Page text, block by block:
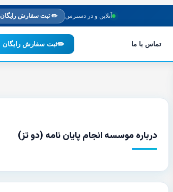
آنلاین و در دسترس ✏️ ثبت سفارش رایگان
تماس با ما ✏️ثبت سفارش رایگان
درباره موسسه انجام پایان نامه (دو تز)